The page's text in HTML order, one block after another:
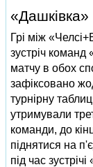
«Дашківка»
Грі між
зустріч команд
матчу в обох
зафіксовано
турнірну
утримували
команди, до
піднятися на
під час